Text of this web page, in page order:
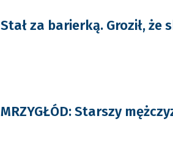
Stał za barierką. Groził, że
MRZYGŁÓD: Starszy